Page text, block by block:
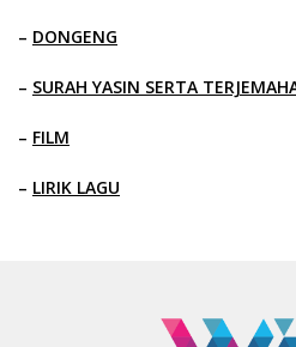
– DONGENG
– SURAH YASIN SERTA
– FILM
– LIRIK LAGU